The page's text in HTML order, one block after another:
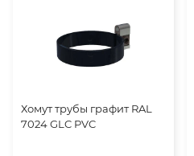
Хомут трубы графит RAL
7024 GLC PVC